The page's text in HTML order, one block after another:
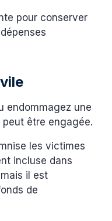
pour conserver
endommagez une
être engagée.
les victimes
incluse dans
il est
de